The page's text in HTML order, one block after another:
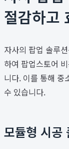
절감하고
자사의 팝업 솔루
하여 팝업스토어
니다. 이를 통해 중
수 있습니다.
모듈형 시공